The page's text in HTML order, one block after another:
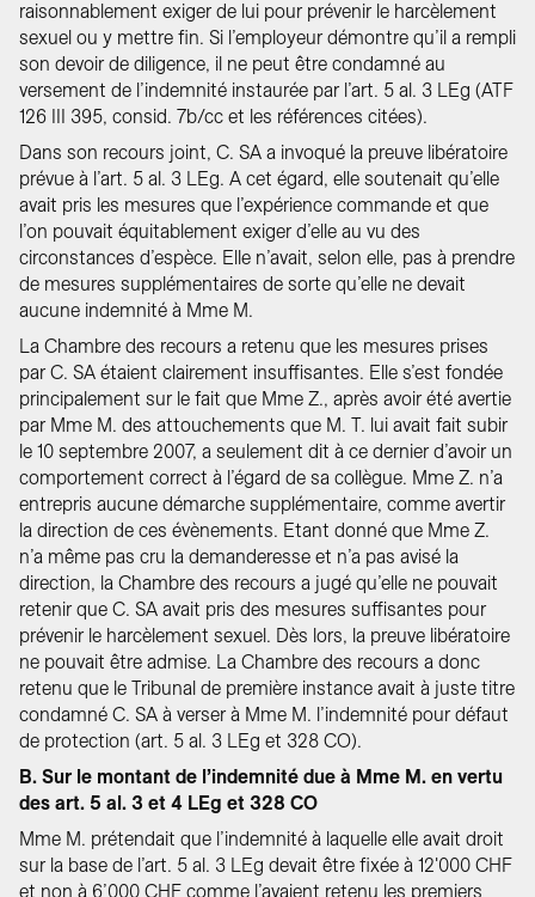
raisonnablement exiger de lui pour prévenir le harcèlement
sexuel ou y mettre fin. Si l’employeur démontre qu’il a rempli
son devoir de diligence, il ne peut être condamné au
versement de l’indemnité instaurée par l’art. 5 al. 3 LEg (ATF
126 III 395, consid. 7b/cc et les références citées).
Dans son recours joint, C. SA a invoqué la preuve libératoire
prévue à l’art. 5 al. 3 LEg. A cet égard, elle soutenait qu’elle
avait pris les mesures que l’expérience commande et que
l’on pouvait équitablement exiger d’elle au vu des
circonstances d’espèce. Elle n’avait, selon elle, pas à prendre
de mesures supplémentaires de sorte qu’elle ne devait
aucune indemnité à Mme M.
La Chambre des recours a retenu que les mesures prises
par C. SA étaient clairement insuffisantes. Elle s’est fondée
principalement sur le fait que Mme Z., après avoir été avertie
par Mme M. des attouchements que M. T. lui avait fait subir
le 10 septembre 2007, a seulement dit à ce dernier d’avoir un
comportement correct à l’égard de sa collègue. Mme Z. n’a
entrepris aucune démarche supplémentaire, comme avertir
la direction de ces évènements. Etant donné que Mme Z.
n’a même pas cru la demanderesse et n’a pas avisé la
direction, la Chambre des recours a jugé qu’elle ne pouvait
retenir que C. SA avait pris des mesures suffisantes pour
prévenir le harcèlement sexuel. Dès lors, la preuve libératoire
ne pouvait être admise. La Chambre des recours a donc
retenu que le Tribunal de première instance avait à juste titre
condamné C. SA à verser à Mme M. l’indemnité pour défaut
de protection (art. 5 al. 3 LEg et 328 CO).
B. Sur le montant de l’indemnité due à Mme M. en vertu
des art. 5 al. 3 et 4 LEg et 328 CO
Mme M. prétendait que l’indemnité à laquelle elle avait droit
sur la base de l’art. 5 al. 3 LEg devait être fixée à 12'000 CHF
et non à 6’000 CHF comme l’avaient retenu les premiers